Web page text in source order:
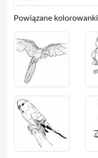
Powiązane kolorowanki